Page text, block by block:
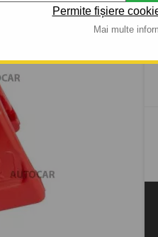
Permite fișiere
Mai multe